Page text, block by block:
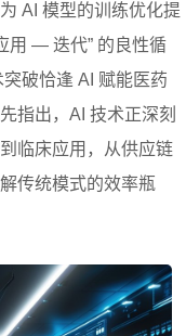
AI 模型的训练优化提
用 — 迭代” 的良性循
破恰逢 AI 赋能医药
指出，AI 技术正深刻
临床应用，从供应链
传统模式的效率瓶